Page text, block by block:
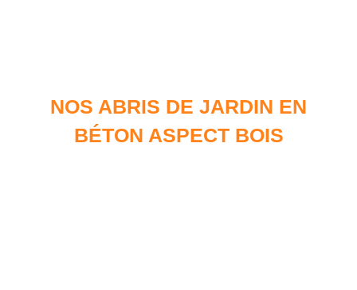
NOS ABRIS DE JARDIN EN
BÉTON ASPECT BOIS